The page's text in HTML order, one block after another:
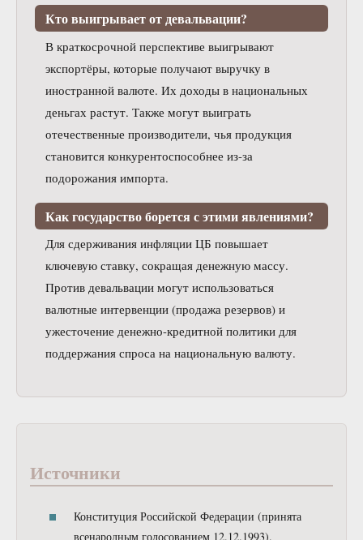
Кто выигрывает от девальвации?
В краткосрочной перспективе выигрывают
экспортёры, которые получают выручку в
иностранной валюте. Их доходы в национальных
деньгах растут. Также могут выиграть
отечественные производители, чья продукция
становится конкурентоспособнее из-за
подорожания импорта.
Как государство борется с этими явлениями?
Для сдерживания инфляции ЦБ повышает
ключевую ставку, сокращая денежную массу.
Против девальвации могут использоваться
валютные интервенции (продажа резервов) и
ужесточение денежно-кредитной политики для
поддержания спроса на национальную валюту.
Источники
Конституция Российской Федерации (принята
всенародным голосованием 12.12.1993).